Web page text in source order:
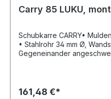
Carry 85 LUKU,
Schubkarre CARRY•
• Stahlrohr 34 mm Ø,
Gegeneinander angeschweißte Füße •
sind handelsüblich und sind
161,48 €*